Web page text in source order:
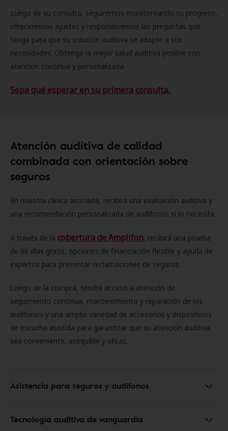
Luego de su consulta, seguiremos monitoreando su progreso,
ofreceremos ajustes y responderemos las preguntas que
tenga para que su solución auditiva se adapte a sus
necesidades. Obtenga la mejor salud auditiva posible con
atención continua y personalizada.
Sepa qué esperar en su primera consulta.
Atención auditiva de calidad
combinada con orientación sobre
seguros
En nuestra clínica asociada, recibirá una evaluación auditiva y
una recomendación personalizada de audífonos si lo necesita.
A través de la cobertura de Amplifon, recibirá una prueba
de 60 días gratis, opciones de financiación flexible y ayuda de
expertos para presentar reclamaciones de seguros.
Luego de la compra, tendrá acceso a atención de
seguimiento continua, mantenimiento y reparación de los
audífonos y una amplia variedad de accesorios y dispositivos
de escucha asistida para garantizar que su atención auditiva
sea conveniente, asequible y eficaz.
Asistencia para seguros y audífonos
Tecnología auditiva de vanguardia